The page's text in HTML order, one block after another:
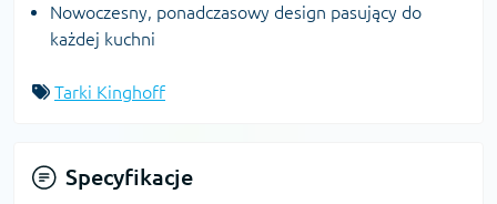
Nowoczesny, ponadczasowy design pasujący do
każdej kuchni
Tarki Kinghoff
Specyfikacje